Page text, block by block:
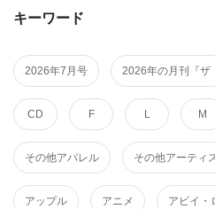
キーワード
2026年7月号 2026年の月刊『ザ
CD F L M
その他アパレル その他アーティ
アップル アニメ アビイ・